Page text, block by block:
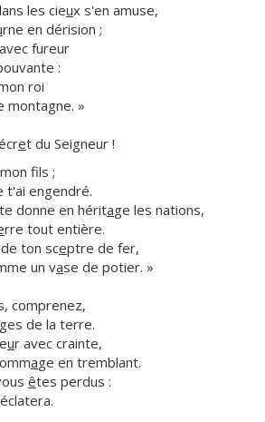
les cieux s'en amuse,
rne en dérision ;
fureur
:
roi
montagne. »
et du Seigneur !
fils ;
t'ai engendré.
donne en héritage les nations,
rre tout entière.
ton sceptre de fer,
un vase de potier. »
comprenez,
ges de la terre.
ur avec crainte,
age en tremblant.
êtes perdus :